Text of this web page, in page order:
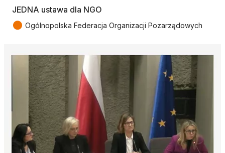
JEDNA ustawa dla NGO
● Ogólnopolska Federacja Organizacji Pozarządowych